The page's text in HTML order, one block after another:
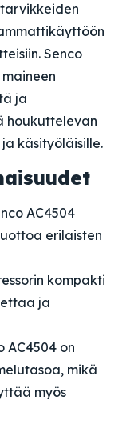
Senco
ja
houkuttelevan
käsityöläisille.
AC4504
erilaisten
kompakti
ja
AC4504 on
mikä
myös